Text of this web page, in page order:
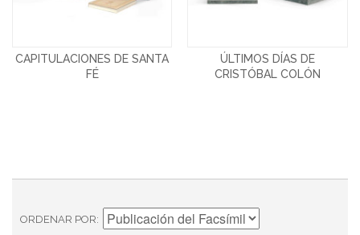
CAPITULACIONES DE SANTA
FÉ
ÚLTIMOS DÍAS DE
CRISTÓBAL COLÓN
ORDENAR POR